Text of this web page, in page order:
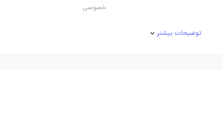
خصوصی
توضیحات بیشتر